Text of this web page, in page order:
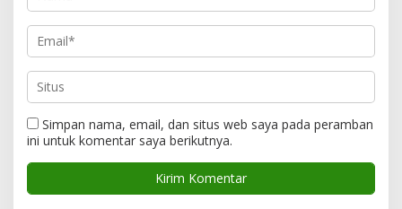
Simpan nama, email, dan situs web saya pada peramban
ini untuk komentar saya berikutnya.